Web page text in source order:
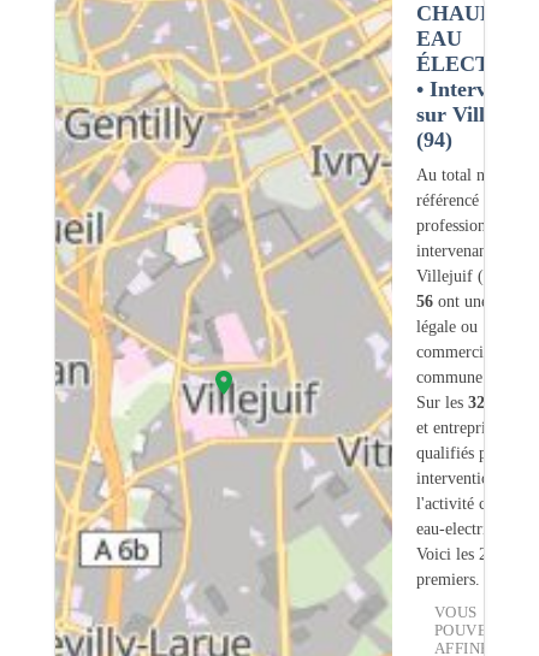
CHAUFFE-
EAU
•
sur Villejuif
(94)
Au total nous
référencé
professionnels
intervenant sur
Villejuif (94)
56ont une
légale ou
commerciale
commune.
Sur les 324
et entreprises
qualifiés pour une
intervention sur
l'activité chauffe-
eau-electrique.
Voici les 20
premiers.
VOUS
POUVEZ
AFFINER